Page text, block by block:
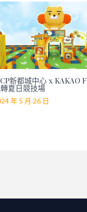
新都城中心 x KAKAO
夏日競技場
年 5 月 26 日